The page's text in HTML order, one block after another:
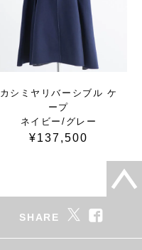
カシミヤリバーシブル ケ
ープ
ネイビー/グレー
¥137,500
SHARE